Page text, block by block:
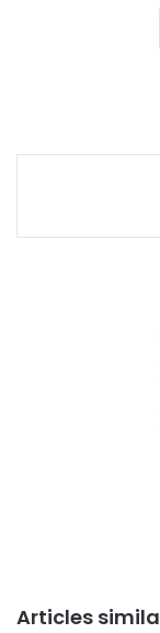
Articles